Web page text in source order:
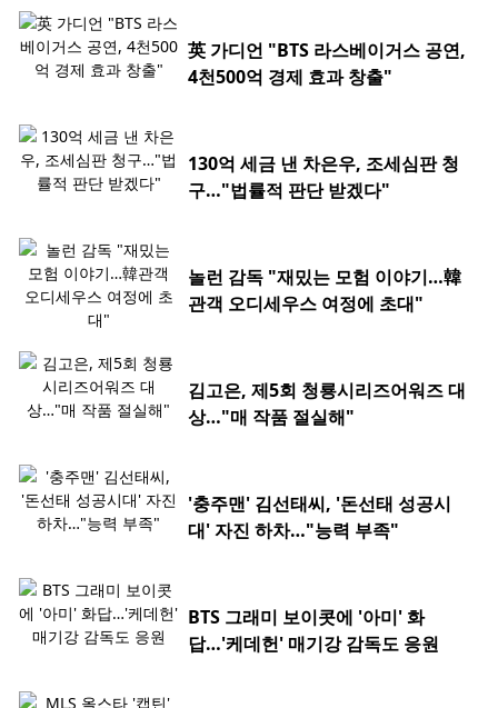
英 가디언 "BTS 라스베이거스 공연,
4천500억 경제 효과 창출"
130억 세금 낸 차은우, 조세심판 청
구…"법률적 판단 받겠다"
놀런 감독 "재밌는 모험 이야기…韓
관객 오디세우스 여정에 초대"
김고은, 제5회 청룡시리즈어워즈 대
상…"매 작품 절실해"
'충주맨' 김선태씨, '돈선태 성공시
대' 자진 하차…"능력 부족"
BTS 그래미 보이콧에 '아미' 화
답…'케데헌' 매기강 감독도 응원